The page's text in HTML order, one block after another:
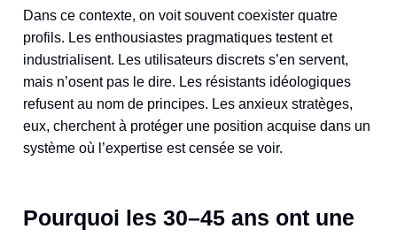
Dans ce contexte, on voit souvent coexister quatre
profils. Les enthousiastes pragmatiques testent et
industrialisent. Les utilisateurs discrets s’en servent,
mais n’osent pas le dire. Les résistants idéologiques
refusent au nom de principes. Les anxieux stratèges,
eux, cherchent à protéger une position acquise dans un
système où l’expertise est censée se voir.
Pourquoi les 30–45 ans ont une